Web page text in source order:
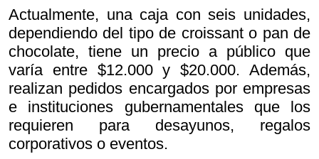
Actualmente, una caja con seis unidades,
dependiendo del tipo de croissant o pan de
chocolate, tiene un precio a público que
varía entre $12.000 y $20.000. Además,
realizan pedidos encargados por empresas
e instituciones gubernamentales que los
requieren para desayunos, regalos
corporativos o eventos.